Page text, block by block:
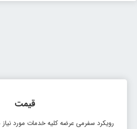
قیمت
رویکرد سفرمی عرضه کلیه خدمات مورد نیاز